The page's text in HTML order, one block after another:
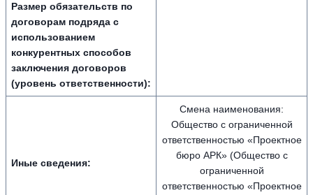
Размер обязательств по
договорам подряда с
использованием
конкурентных способов
заключения договоров
(уровень ответственности):
Иные сведения:
Смена наименования:
Общество с ограниченной
ответственностью «Проектное
бюро АРК» (Общество с
ограниченной
ответственностью «Проектное